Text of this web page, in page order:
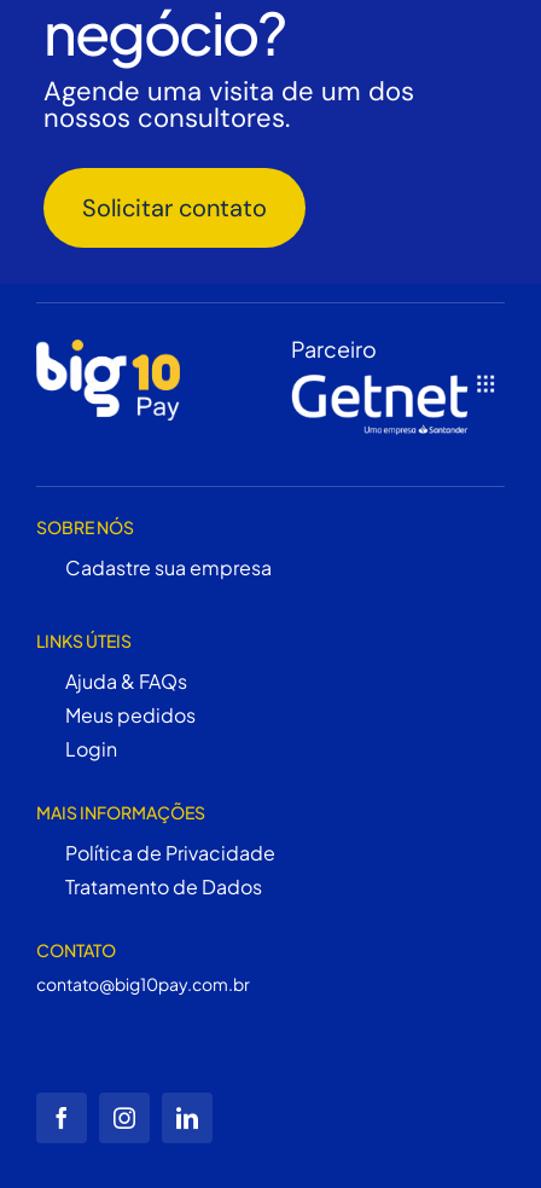
negócio?
Agende uma visita de um dos
nossos consultores.
Solicitar contato
Parceiro
SOBRE NÓS
Cadastre sua empresa
LINKS ÚTEIS
Ajuda & FAQs
Meus pedidos
Login
MAIS INFORMAÇÕES
Política de Privacidade
Tratamento de Dados
CONTATO
contato@big10pay.com.br